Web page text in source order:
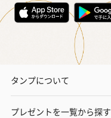
タンプについて
プレゼントを一覧から探す